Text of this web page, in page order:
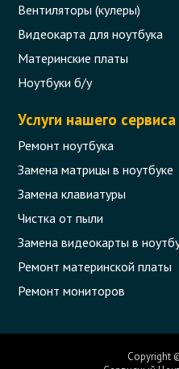
Вентиляторы (кулеры)
Видеокарта для ноутбука
Материнские платы
Ноутбуки б/у
Услуги нашего сервиса
Ремонт ноутбука
Замена матрицы в ноутбуке
Замена клавиатуры
Чистка от пыли
Замена видеокарты в
Ремонт материнской платы
Ремонт мониторов
Copyright